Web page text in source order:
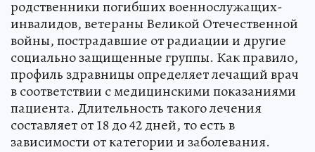
родственники погибших военнослужащих-
инвалидов, ветераны Великой Отечественной
войны, пострадавшие от радиации и другие
социально защищенные группы. Как правило,
профиль здравницы определяет лечащий врач
в соответствии с медицинскими показаниями
пациента. Длительность такого лечения
составляет от 18 до 42 дней, то есть в
зависимости от категории и заболевания.